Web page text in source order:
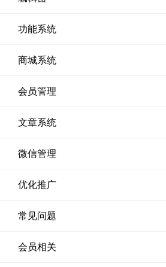
功能系统
商城系统
会员管理
文章系统
微信管理
优化推广
常见问题
会员相关